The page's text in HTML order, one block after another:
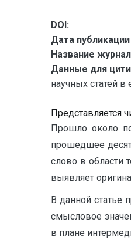
DOI:
Дата
Название
Данные для
научных статей
Представляется
Прошло около
прошедшее
слово в области
выявляет
В данной статье
смысловое
в плане